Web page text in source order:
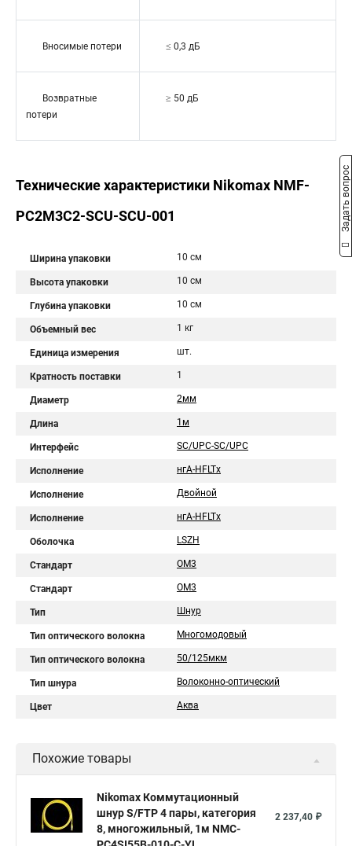
Вносимые потери ≤ 0,3 дБ
Возвратные
потери
≥ 50 дБ
Технические характеристики Nikomax NMF-
PC2M3C2-SCU-SCU-001
Ширина упаковки 10 см
Высота упаковки 10 см
Глубина упаковки 10 см
Объемный вес 1 кг
Единица измерения шт.
Кратность поставки 1
Диаметр 2мм
Длина 1м
Интерфейс SC/UPC-SC/UPC
Исполнение нгA-HFLTx
Исполнение Двойной
Исполнение нгА-HFLTx
Оболочка LSZH
Стандарт OM3
Стандарт ОМ3
Тип Шнур
Тип оптического волокна Многомодовый
Тип оптического волокна 50/125мкм
Тип шнура Волоконно-оптический
Цвет Аква
Похожие товары
Nikomax Коммутационный
шнур S/FTP 4 пары, категория
8, многожильный, 1м NMC-
2 237,40 ₽
Задать вопрос